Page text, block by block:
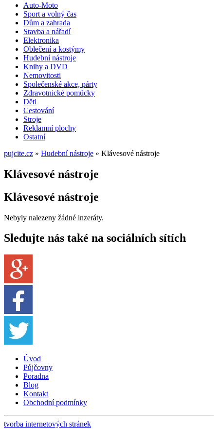
Auto-Moto
Sport a volný čas
Dům a zahrada
Stavba a nářadí
Elektronika
Oblečení a kostýmy
Hudební nástroje
Knihy a DVD
Nemovitosti
Společenské akce, párty
Zdravotnické pomůcky
Děti
Cestování
Stroje
Reklamní plochy
Ostatní
pujcite.cz » Hudební nástroje » Klávesové nástroje
Klávesové nástroje
Klávesové nástroje
Nebyly nalezeny žádné inzeráty.
Sledujte nás také na sociálních sítích
Úvod
Půjčovny
Poradna
Blog
Kontakt
Obchodní podmínky
tvorba internetových stránek